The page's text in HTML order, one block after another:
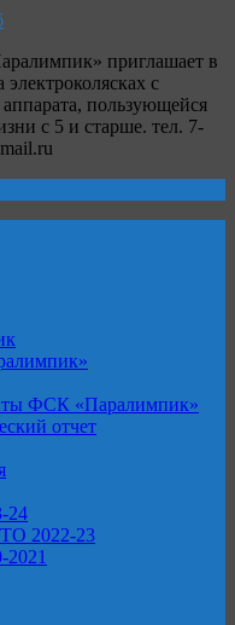
приглашает в
с
пользующейся
с 5 и старше. тел. 7-
ФСК «Паралимпик»
отчет
24
2022-23
2021